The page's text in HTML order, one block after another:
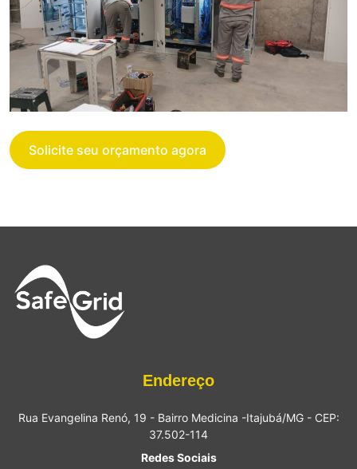
Solicite seu orçamento agora
Endereço
Rua Evangelina Renó, 19 - Bairro Medicina -Itajubá/MG - CEP:
37.502-114
Redes Sociais